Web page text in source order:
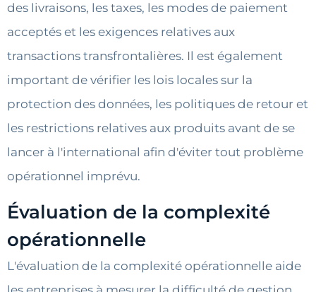
des livraisons, les taxes, les modes de paiement
acceptés et les exigences relatives aux
transactions transfrontalières. Il est également
important de vérifier les lois locales sur la
protection des données, les politiques de retour et
les restrictions relatives aux produits avant de se
lancer à l'international afin d'éviter tout problème
opérationnel imprévu.
Évaluation de la complexité
opérationnelle
L'évaluation de la complexité opérationnelle aide